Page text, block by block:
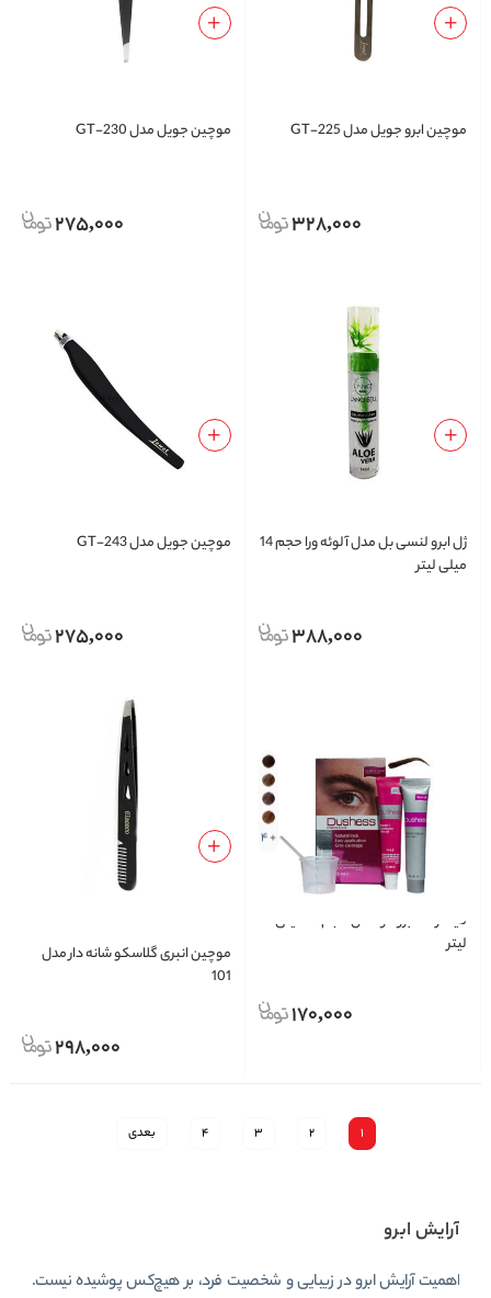
موچین ابرو جویل مدل GT-225
328,000
موچین جویل مدل GT-230
275,000
ژل ابرو لنسی بل مدل آلوئه ورا حجم 14
میلی لیتر
388,000
موچین جویل مدل GT-243
275,000
+ 4
کیت رنگ ابرو دوشس حجم 15 میلی
لیتر
170,000
موچین انبری گلاسکو شانه دار مدل
101
298,000
1
2
3
4 بعدی
آرایش ابرو
اهمیت آرایش ابرو در زیبایی و شخصیت فرد، بر هیچ‌کس پوشیده نیست.